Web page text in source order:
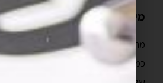
מידע נוסף
מהם טווחי המחיר של פיתוח אפליקציה?
כמה זמן לוקח לבנות אפליקציה?